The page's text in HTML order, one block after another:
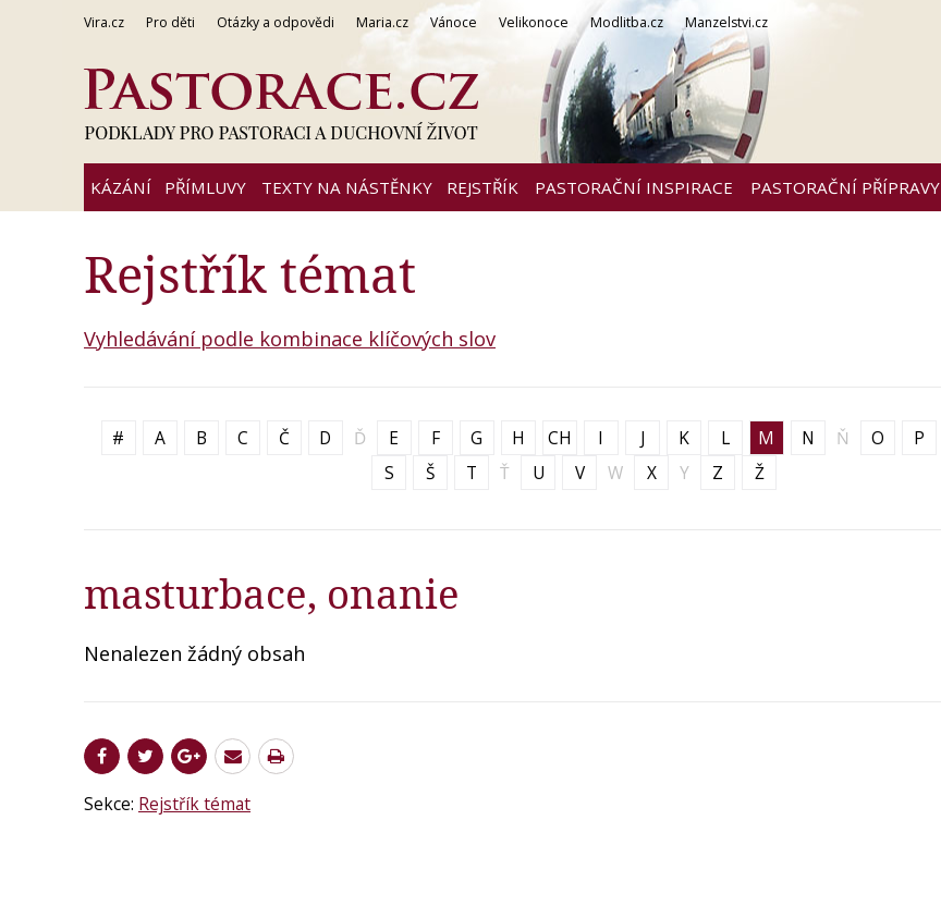
Vira.cz Pro děti Otázky a odpovědi Maria.cz Vánoce Velikonoce Modlitba.cz Manzelstvi.cz
KÁZÁNÍ PŘÍMLUVY TEXTY NA NÁSTĚNKY REJSTŘÍK PASTORAČNÍ INSPIRACE PASTORAČNÍ PŘÍPRAVY
Rejstřík témat
Vyhledávání podle kombinace klíčových slov
# A B C Č D Ď E F G H CH I J K L M N Ň O P
S
Š T Ť U V W X Y Z Ž
masturbace, onanie
Nenalezen žádný obsah
Sekce: Rejstřík témat